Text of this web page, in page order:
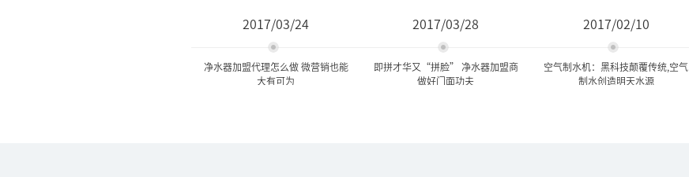
2017/03/24
净水器加盟代理怎么做 微营销也能
大有可为
2017/03/28
即拼才华又“拼脸” 净水器加盟商
做好门面功夫
2017/02/10
空气制水机：黑科技颠覆传统,空气
制水创造明天水源